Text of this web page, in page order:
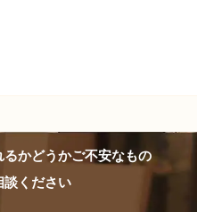
かどうかご不安なもの
談ください